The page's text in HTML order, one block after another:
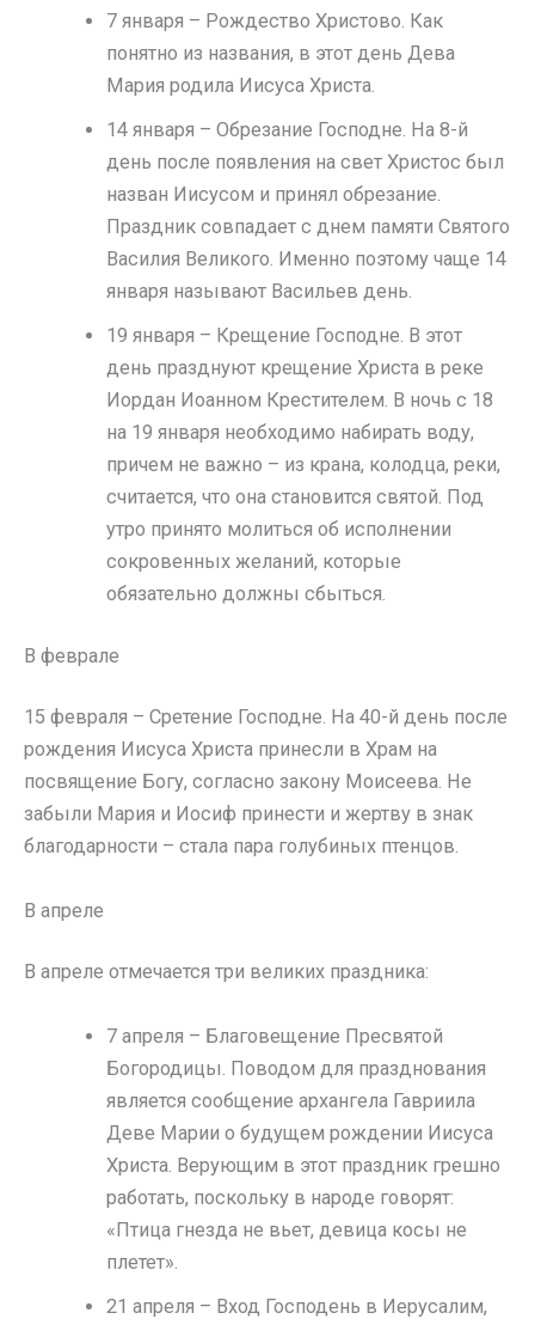
7 января – Рождество Христово. Как
понятно из названия, в этот день Дева
Мария родила Иисуса Христа.
14 января – Обрезание Господне. На 8-й
день после появления на свет Христос был
назван Иисусом и принял обрезание.
Праздник совпадает с днем памяти Святого
Василия Великого. Именно поэтому чаще 14
января называют Васильев день.
19 января – Крещение Господне. В этот
день празднуют крещение Христа в реке
Иордан Иоанном Крестителем. В ночь с 18
на 19 января необходимо набирать воду,
причем не важно – из крана, колодца, реки,
считается, что она становится святой. Под
утро принято молиться об исполнении
сокровенных желаний, которые
обязательно должны сбыться.
В феврале
15 февраля – Сретение Господне. На 40-й день после
рождения Иисуса Христа принесли в Храм на
посвящение Богу, согласно закону Моисеева. Не
забыли Мария и Иосиф принести и жертву в знак
благодарности – стала пара голубиных птенцов.
В апреле
В апреле отмечается три великих праздника:
7 апреля – Благовещение Пресвятой
Богородицы. Поводом для празднования
является сообщение архангела Гавриила
Деве Марии о будущем рождении Иисуса
Христа. Верующим в этот праздник грешно
работать, поскольку в народе говорят:
«Птица гнезда не вьет, девица косы не
плетет».
21 апреля – Вход Господень в Иерусалим,